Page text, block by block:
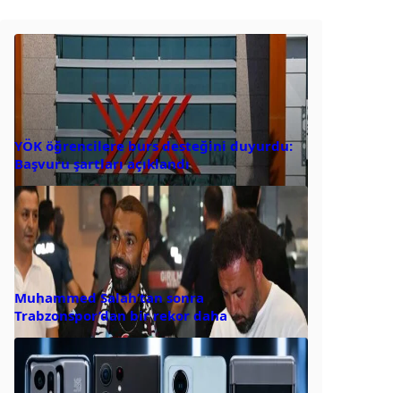
YÖK öğrencilere burs desteğini duyurdu:
Başvuru şartları açıklandı
Muhammed Salah’tan sonra
Trabzonspor’dan bir rekor daha